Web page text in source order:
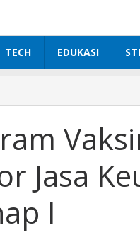
TECH EDUKASI
Jasa
I